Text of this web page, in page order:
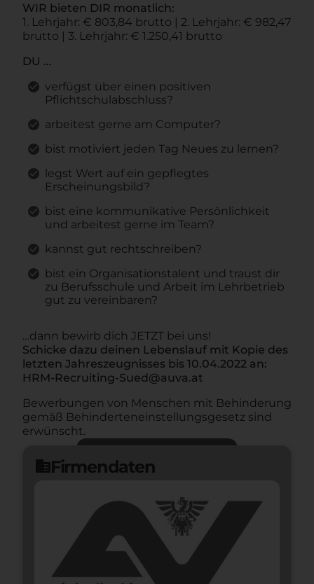
WIR bieten DIR monatlich:
1. Lehrjahr: € 803,84 brutto | 2. Lehrjahr: € 982,47
brutto | 3. Lehrjahr: € 1.250,41 brutto
DU …
verfügst über einen positiven
Pflichtschulabschluss?
arbeitest gerne am Computer?
bist motiviert jeden Tag Neues zu lernen?
legst Wert auf ein gepflegtes
Erscheinungsbild?
bist eine kommunikative Persönlichkeit
und arbeitest gerne im Team?
kannst gut rechtschreiben?
bist ein Organisationstalent und traust dir
zu Berufsschule und Arbeit im Lehrbetrieb
gut zu vereinbaren?
…dann bewirb dich JETZT bei uns!
Schicke dazu deinen Lebenslauf mit Kopie des
letzten Jahreszeugnisses bis 10.04.2022 an:
HRM-Recruiting-Sued@auva.at
Bewerbungen von Menschen mit Behinderung
gemäß Behinderteneinstellungsgesetz sind
erwünscht.
domainFirmendaten